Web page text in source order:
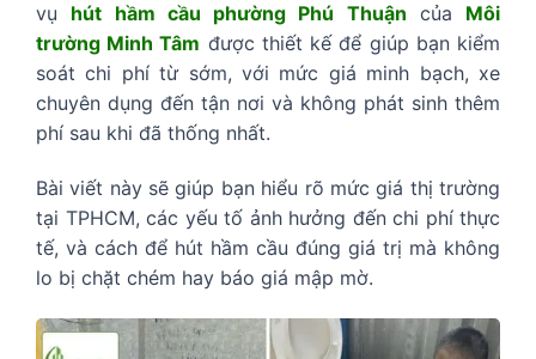
vụ hút hầm cầu phường Phú Thuận của Môi
trường Minh Tâm được thiết kế để giúp bạn kiểm
soát chi phí từ sớm, với mức giá minh bạch, xe
chuyên dụng đến tận nơi và không phát sinh thêm
phí sau khi đã thống nhất.
Bài viết này sẽ giúp bạn hiểu rõ mức giá thị trường
tại TPHCM, các yếu tố ảnh hưởng đến chi phí thực
tế, và cách để hút hầm cầu đúng giá trị mà không
lo bị chặt chém hay báo giá mập mờ.